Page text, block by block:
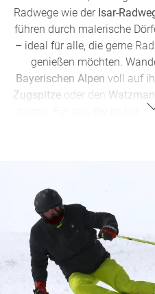
Radwege wie derIsar-
führen durch malerische
– ideal für alle, die gerne
genießen möchten.
Bayerischen Alpen voll auf
Zugspitze oder den
bieten. Für alle, die es
Wenn Sie Ihren Urlaub
sind die
Klettersteige und
genau das Richtige.
bringt zudem den nötigen
es etwas